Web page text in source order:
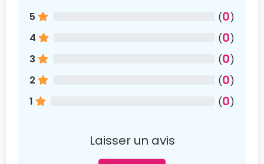
5 (0)
4
(0)
3
(0)
2
(0)
1
(0)
Laisser un avis